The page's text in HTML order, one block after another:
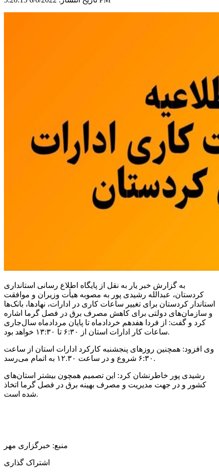
به گزارش خبر یار به نقل از پایگاه اطلاع رسانی استانداری
کردستان، عبدالله رشیدی پور به مصوبه هیأت وزیران و موافقت
استاندار کردستان برای تغییر ساعات کاری در ادارات، نهادها، بانک‌ها
و سازمان‌های دولتی برای کاهش مصرف برق در فصل گرما اشاره
کرد و گفت: از فردا هفدهم خردادماه تا پایان مردادماه سال‌جاری
ساعات کار ادارات استان از ۶:۳۰ تا ۱۳:۳۰ خواهد بود.
وی افزود: همچنین روزهای پنجشنبه کارکرد ادارات استان از ساعت
۶:٣٠ شروع و در ساعت ۱۲.۳۰ به اتمام می‌رسد.
رشیدی پور خاطرنشان کرد: این تصمیم همچون بیشتر استان‌های
کشور و در جهت مدیریت و مصرف بهینه برق در فصل گرما اتخاذ
شده است.
منبع: خبرگزاری مهر
اشتراک گذاری